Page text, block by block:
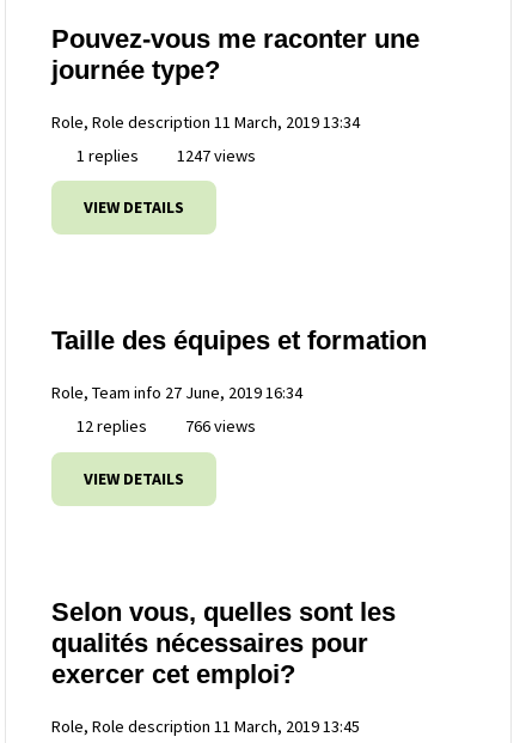
Pouvez-vous me raconter une
journée type?
Role, Role description 11 March, 2019 13:34
1 replies
1247 views
VIEW DETAILS
Taille des équipes et formation
Role, Team info 27 June, 2019 16:34
12 replies
766 views
VIEW DETAILS
Selon vous, quelles sont les
qualités nécessaires pour
exercer cet emploi?
Role, Role description 11 March, 2019 13:45